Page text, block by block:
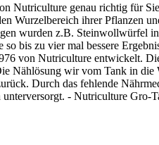
Nutriculture genau richtig für
ihrer Pflanzen
wurden z.B. Steinwollwürfel
bis zu vier mal bessere
von Nutriculture entwickelt.
Nählösung wir vom Tank in die
Durch das fehlende
- Nutriculture